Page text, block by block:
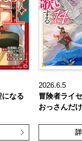
になる
2026.6.5
冒険者ライ
おっさんだ